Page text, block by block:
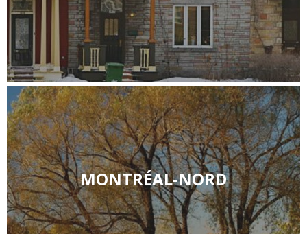
MONTRÉAL-NORD